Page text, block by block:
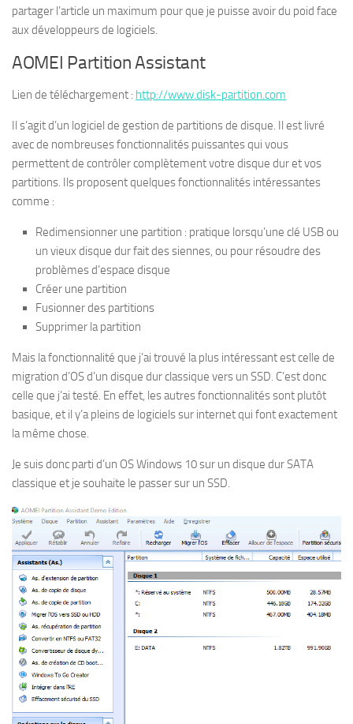
partager l’article un maximum pour que je puisse avoir du poid face
aux développeurs de logiciels.
AOMEI Partition Assistant
Lien de téléchargement : http://www.disk-partition.com
Il s’agit d’un logiciel de gestion de partitions de disque. Il est livré
avec de nombreuses fonctionnalités puissantes qui vous
permettent de contrôler complètement votre disque dur et vos
partitions. Ils proposent quelques fonctionnalités intéressantes
comme :
Redimensionner une partition : pratique lorsqu’une clé USB ou
un vieux disque dur fait des siennes, ou pour résoudre des
problèmes d’espace disque
Créer une partition
Fusionner des partitions
Supprimer la partition
Mais la fonctionnalité que j’ai trouvé la plus intéressant est celle de
migration d’OS d’un disque dur classique vers un SSD. C’est donc
celle que j’ai testé. En effet, les autres fonctionnalités sont plutôt
basique, et il y’a pleins de logiciels sur internet qui font exactement
la même chose.
Je suis donc parti d’un OS Windows 10 sur un disque dur SATA
classique et je souhaite le passer sur un SSD.